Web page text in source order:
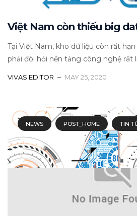
Việt Nam còn thiếu big
Tại Việt Nam, kho dữ liệu còn rất
phải đòi hỏi nền tảng công nghệ rất
VIVAS EDITOR MAY 25, 2020
NEWS POST_HOME TIN